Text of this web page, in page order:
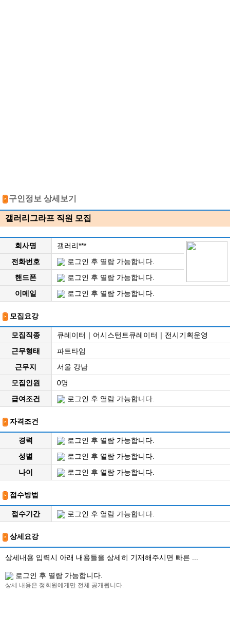
구인정보 상세보기
갤러리그라프 직원 모집
회사명
갤러리***
전화번호
로그인 후 열람 가능합니다.
핸드폰
로그인 후 열람 가능합니다.
이메일
로그인 후 열람 가능합니다.
모집요강
모집직종
큐레이터｜어시스턴트큐레이터｜전시기획운영
근무형태
파트타임
근무지
서울 강남
모집인원
0명
급여조건
로그인 후 열람 가능합니다.
자격조건
경력
로그인 후 열람 가능합니다.
성별
로그인 후 열람 가능합니다.
나이
로그인 후 열람 가능합니다.
접수방법
접수기간 로그인 후 열람 가능합니다.
상세요강
상세내용 입력시 아래 내용들을 상세히 기재해주시면 빠른 ...
로그인 후 열람 가능합니다.
상세 내용은 정회원에게만 전체 공개됩니다.